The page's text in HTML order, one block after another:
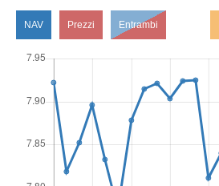
NAV Prezzi Entrambi